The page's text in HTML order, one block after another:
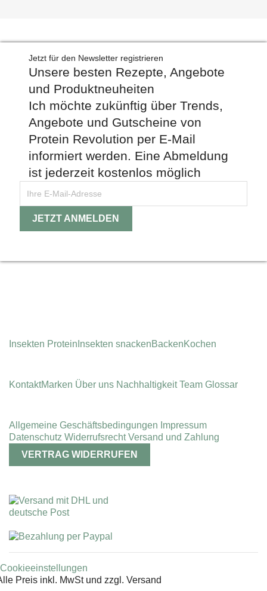
Jetzt für den Newsletter registrieren
Unsere besten Rezepte, Angebote
und Produktneuheiten
Ich möchte zukünftig über Trends,
Angebote und Gutscheine von
Protein Revolution per E-Mail
informiert werden. Eine Abmeldung
ist jederzeit kostenlos möglich
Insekten Protein Insekten snackenBackenKochen
KontaktMarken Über uns NachhaltigkeitTeam Glossar
Allgemeine Geschäfts­bedingungen Impressum
Datenschutz WiderrufsrechtVersand und Zahlung
VERTRAG WIDERRUFEN
Cookieeinstellungen
Preis inkl. MwSt und zzgl. Versand